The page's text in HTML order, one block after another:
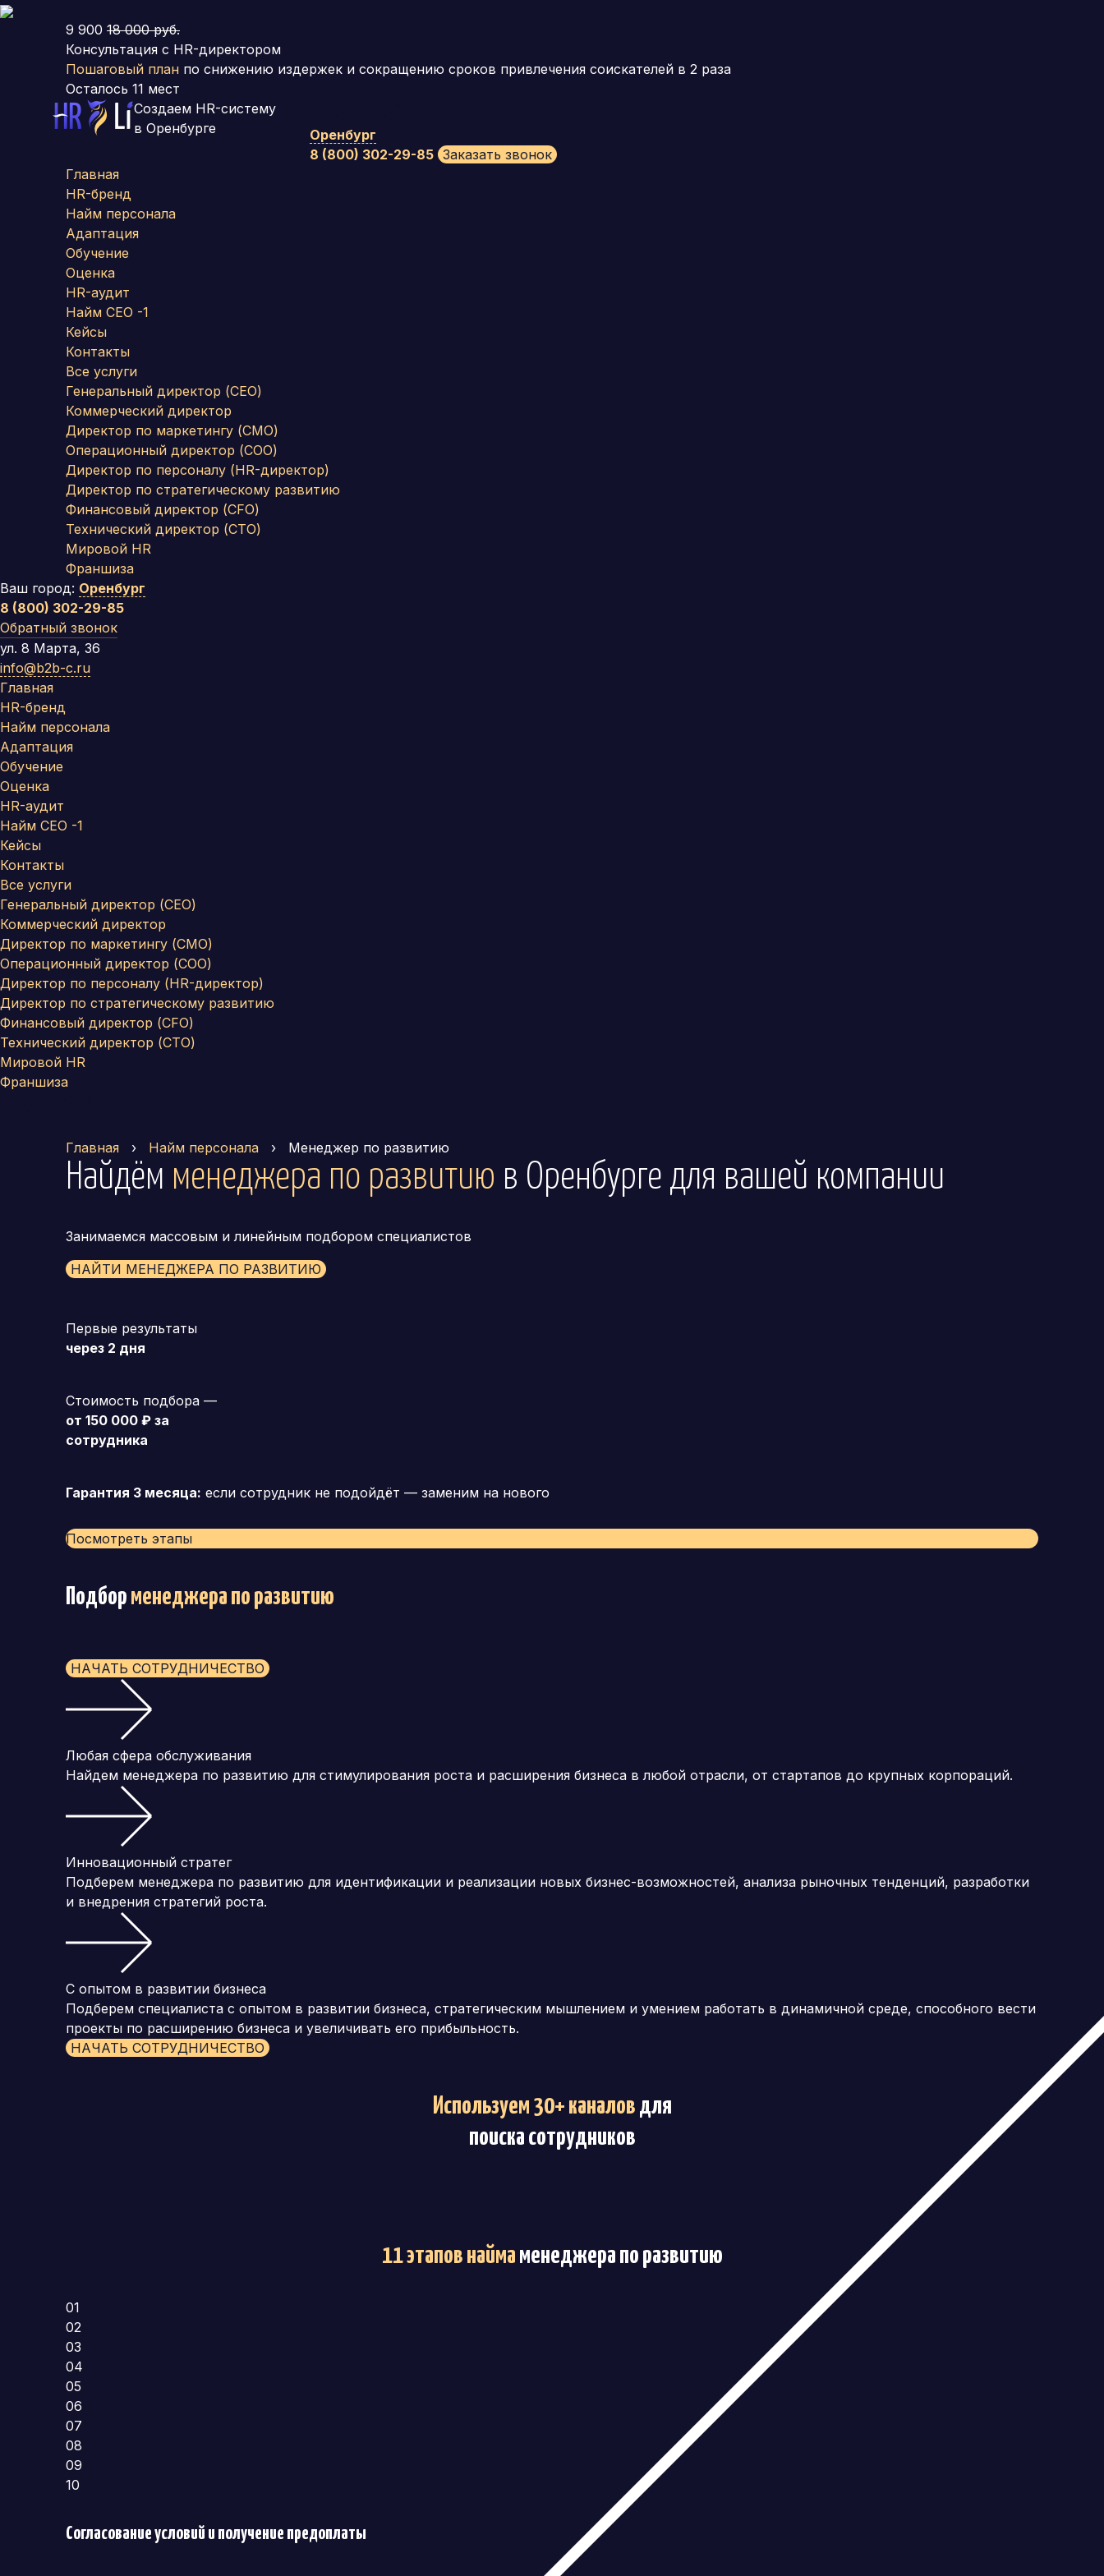
9 900 18 000 руб.
Консультация с HR-директором
Пошаговый план по снижению издержек и сокращению сроков привлечения соискателей в 2 раза
Осталось 11 мест
Создаем HR-систему
в Оренбурге
Оренбург
8 (800) 302-29-85 Заказать звонок
Главная
HR-бренд
Найм персонала
Адаптация
Обучение
Оценка
HR-аудит
Найм СЕО -1
Кейсы
Контакты
Все услуги
Генеральный директор (CEO)
Коммерческий директор
Директор по маркетингу (CMO)
Операционный директор (COO)
Директор по персоналу (HR-директор)
Директор по стратегическому развитию
Финансовый директор (CFO)
Технический директор (CTO)
Мировой HR
Франшиза
Ваш город: Оренбург
8 (800) 302-29-85
Обратный звонок
ул. 8 Марта, 36
info@b2b-c.ru
Главная
HR-бренд
Найм персонала
Адаптация
Обучение
Оценка
HR-аудит
Найм СЕО -1
Кейсы
Контакты
Все услуги
Генеральный директор (CEO)
Коммерческий директор
Директор по маркетингу (CMO)
Операционный директор (COO)
Директор по персоналу (HR-директор)
Директор по стратегическому развитию
Финансовый директор (CFO)
Технический директор (CTO)
Мировой HR
Франшиза
Главная › Найм персонала › Менеджер по развитию
Найдём менеджера по развитию в Оренбурге для вашей компании
Занимаемся массовым и линейным подбором специалистов
НАЙТИ МЕНЕДЖЕРА ПО РАЗВИТИЮ
Первые результаты
через 2 дня
Стоимость подбора —
от 150 000 ₽ за
сотрудника
Гарантия 3 месяца: если сотрудник не подойдёт — заменим на нового
Посмотреть этапы
Подбор менеджера по развитию
НАЧАТЬ СОТРУДНИЧЕСТВО
Любая сфера обслуживания
Найдем менеджера по развитию для стимулирования роста и расширения бизнеса в любой отрасли, от стартапов до крупных корпораций.
Инновационный стратег
Подберем менеджера по развитию для идентификации и реализации новых бизнес-возможностей, анализа рыночных тенденций, разработки
и внедрения стратегий роста.
С опытом в развитии бизнеса
Подберем специалиста с опытом в развитии бизнеса, стратегическим мышлением и умением работать в динамичной среде, способного вести
проекты по расширению бизнеса и увеличивать его прибыльность.
НАЧАТЬ СОТРУДНИЧЕСТВО
Используем 30+ каналов для
поиска сотрудников
11 этапов найма менеджера по развитию
01
02
03
04
05
06
07
08
09
10
Согласование условий и получение предоплаты